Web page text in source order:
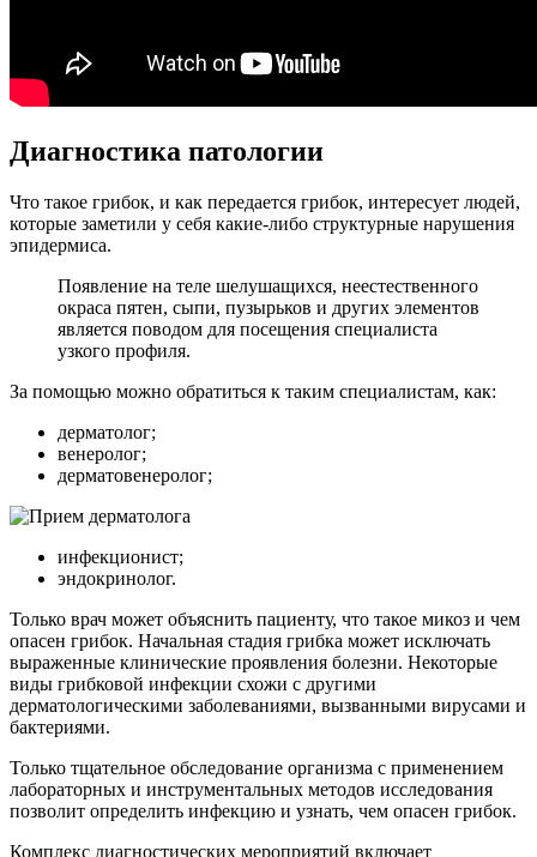
Диагностика патологии
Что такое грибок, и как передается грибок, интересует людей,
которые заметили у себя какие-либо структурные нарушения
эпидермиса.
Появление на теле шелушащихся, неестественного
окраса пятен, сыпи, пузырьков и других элементов
является поводом для посещения специалиста
узкого профиля.
За помощью можно обратиться к таким специалистам, как:
дерматолог;
венеролог;
дерматовенеролог;
инфекционист;
эндокринолог.
Только врач может объяснить пациенту, что такое микоз и чем
опасен грибок. Начальная стадия грибка может исключать
выраженные клинические проявления болезни. Некоторые
виды грибковой инфекции схожи с другими
дерматологическими заболеваниями, вызванными вирусами и
бактериями.
Только тщательное обследование организма с применением
лабораторных и инструментальных методов исследования
позволит определить инфекцию и узнать, чем опасен грибок.
Комплекс диагностических мероприятий включает